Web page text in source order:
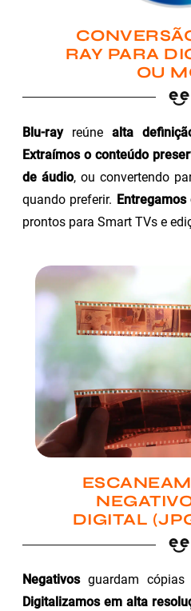
RAY PARA
OU
Blu-rayreúne alta
Extraímos o conteúdo
de áudio, ou convertendo
quando preferir.
prontos para Smart TVs e
DIGITAL
Negativosguardam cópias
Digitalizamos em alta